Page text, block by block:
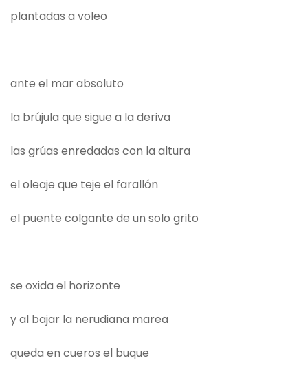
plantadas a voleo
ante el mar absoluto
la brújula que sigue a la deriva
las grúas enredadas con la altura
el oleaje que teje el farallón
el puente colgante de un solo grito
se oxida el horizonte
y al bajar la nerudiana marea
queda en cueros el buque